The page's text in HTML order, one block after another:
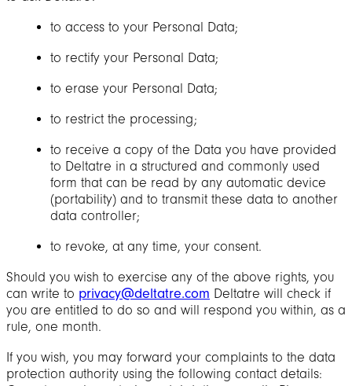
to access to your Personal Data;
to rectify your Personal Data;
to erase your Personal Data;
to restrict the processing;
to receive a copy of the Data you have provided
to Deltatre in a structured and commonly used
form that can be read by any automatic device
(portability) and to transmit these data to another
data controller;
to revoke, at any time, your consent.
Should you wish to exercise any of the above rights, you
can write to privacy@deltatre.com Deltatre will check if
you are entitled to do so and will respond you within, as a
rule, one month.
If you wish, you may forward your complaints to the data
protection authority using the following contact details: